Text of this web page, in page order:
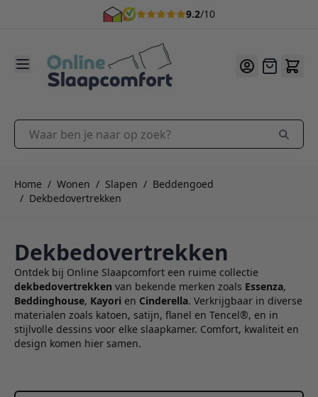
5% korting na inschrijving nieuwsbrief *
9.2/10
Offerte
Waar ben je naar op zoek?
Home / Wonen / Slapen / Beddengoed
/ Dekbedovertrekken
Dekbedovertrekken
Ontdek bij Online Slaapcomfort een ruime collectie
dekbedovertrekken van bekende merken zoals Essenza,
Beddinghouse, Kayori en Cinderella. Verkrijgbaar in diverse
materialen zoals katoen, satijn, flanel en Tencel®, en in
stijlvolle dessins voor elke slaapkamer. Comfort, kwaliteit en
design komen hier samen.